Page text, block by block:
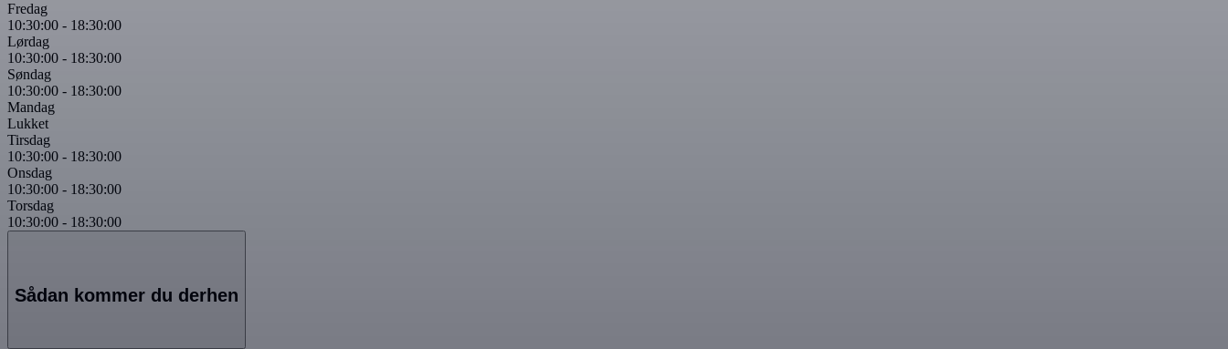
Fredag
10:30:00 - 18:30:00
Lørdag
10:30:00 - 18:30:00
Søndag
10:30:00 - 18:30:00
Mandag
Lukket
Tirsdag
10:30:00 - 18:30:00
Onsdag
10:30:00 - 18:30:00
Torsdag
10:30:00 - 18:30:00
Sådan kommer du derhen